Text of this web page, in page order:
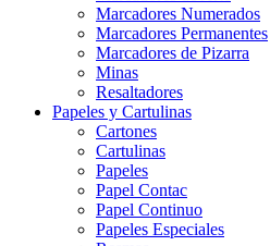
Marcadores Numerados
Marcadores Permanentes
Marcadores de Pizarra
Minas
Resaltadores
Papeles y Cartulinas
Cartones
Cartulinas
Papeles
Papel Contac
Papel Continuo
Papeles Especiales